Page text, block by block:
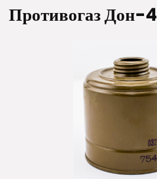
Противогаз Дон-4